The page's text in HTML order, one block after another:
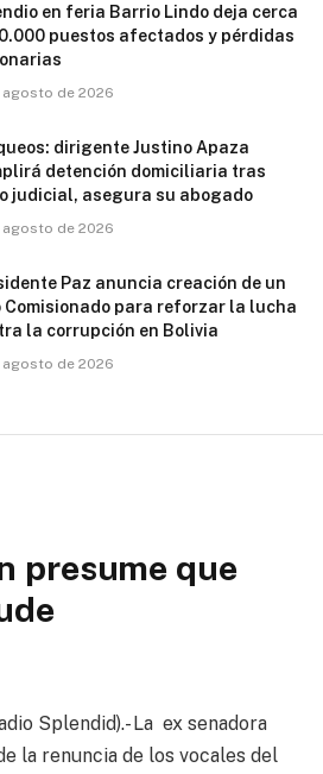
en feria Barrio Lindo deja cerca
puestos afectados y pérdidas
agosto de 2026
dirigente Justino Apaza
detención domiciliaria tras
judicial, asegura su abogado
agosto de 2026
Paz anuncia creación de un
Comisionado para reforzar la lucha
la corrupción en Bolivia
agosto de 2026
presume que
Splendid).- La ex senadora
la renuncia de los vocales del